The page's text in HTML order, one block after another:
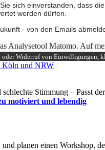
sich einverstanden, dass
werden dürfen.
- von den Emails
Analysetool Matomo. Auf
Widerruf von Einwilligungen,
Stimmung – Passt
motiviert und lebendig
planen einen Workshop,